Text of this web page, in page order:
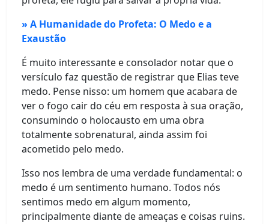
» A Humanidade do Profeta: O Medo e a
Exaustão
É muito interessante e consolador notar que o
versículo faz questão de registrar que Elias teve
medo. Pense nisso: um homem que acabara de
ver o fogo cair do céu em resposta à sua oração,
consumindo o holocausto em uma obra
totalmente sobrenatural, ainda assim foi
acometido pelo medo.
Isso nos lembra de uma verdade fundamental: o
medo é um sentimento humano. Todos nós
sentimos medo em algum momento,
principalmente diante de ameaças e coisas ruins.